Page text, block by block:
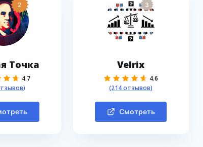
2
Точка
4.7
3
Velrix
4.6
(214 отзывов)
Смотреть